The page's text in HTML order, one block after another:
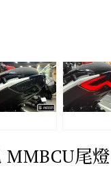
MMBCU尾